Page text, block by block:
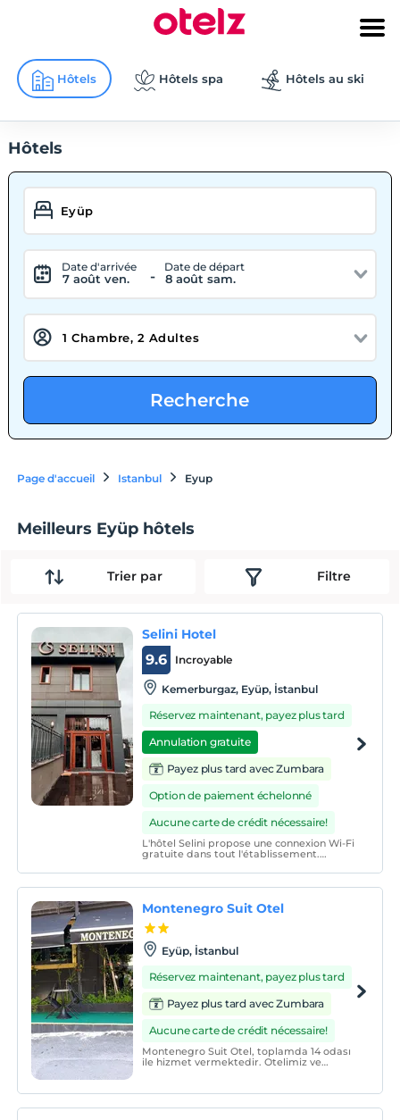
Hôtels Hôtels spa Hôtels au ski
Hôtels
Date d'arrivée
7 août ven. -
Date de départ
8 août sam.
Recherche
Page d'accueil Istanbul Eyup
Meilleurs Eyüp hôtels
Trier par Filtre
Selini Hotel
Incroyable
9.6
Kemerburgaz, Eyüp, İstanbul
Réservez maintenant, payez plus tard
Annulation gratuite
Payez plus tard avec Zumbara
Option de paiement échelonné
Aucune carte de crédit nécessaire!
L'hôtel Selini propose une connexion Wi-Fi
gratuite dans tout l'établissement.
24h/24 et 7j/7 et un service d'étage.
Montenegro Suit Otel
Eyüp, İstanbul
Réservez maintenant, payez plus tard
Payez plus tard avec Zumbara
Aucune carte de crédit nécessaire!
Montenegro Suit Otel, toplamda 14 odası
ile hizmet vermektedir. Otelimiz ve
kişilik, çift kişilik ve suit üç kişilik
odalardan oluşmaktadır.